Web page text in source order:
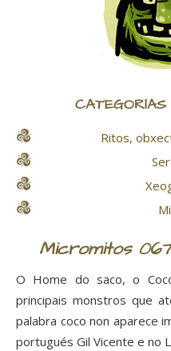
Ritos,
Micromitos
O Home do saco, o
principais monstros que
palabra coco non aparece
portugués Gil Vicente e no